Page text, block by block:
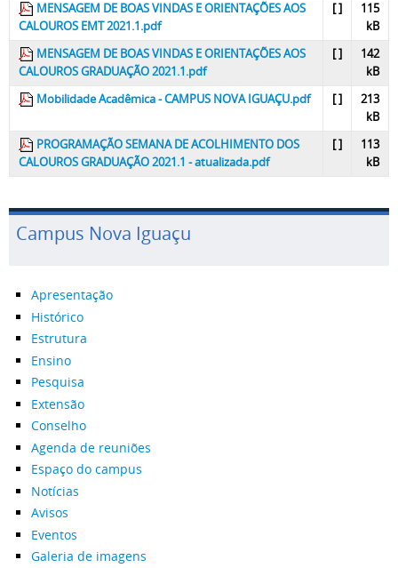
MENSAGEM DE BOAS VINDAS E ORIENTAÇÕES AOS
CALOUROS EMT 2021.1.pdf
[ ]
115
kB
MENSAGEM DE BOAS VINDAS E ORIENTAÇÕES AOS
CALOUROS GRADUAÇÃO 2021.1.pdf
[ ]
142
kB
Mobilidade Acadêmica - CAMPUS NOVA IGUAÇU.pdf
[ ]
213
kB
PROGRAMAÇÃO SEMANA DE ACOLHIMENTO DOS
CALOUROS GRADUAÇÃO 2021.1 - atualizada.pdf
[ ]
113
kB
Campus Nova Iguaçu
Apresentação
Histórico
Estrutura
Ensino
Pesquisa
Extensão
Conselho
Agenda de reuniões
Espaço do campus
Notícias
Avisos
Eventos
Galeria de imagens